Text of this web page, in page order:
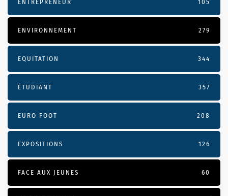
ENTREPRENEUR 105
ENVIRONNEMENT 279
EQUITATION 344
ÉTUDIANT 357
EURO FOOT 208
EXPOSITIONS 126
FACE AUX JEUNES 60